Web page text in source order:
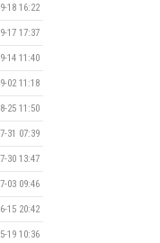
18 16:22
17 17:37
14 11:40
02 11:18
25 11:50
31 07:39
30 13:47
03 09:46
15 20:42
19 10:36